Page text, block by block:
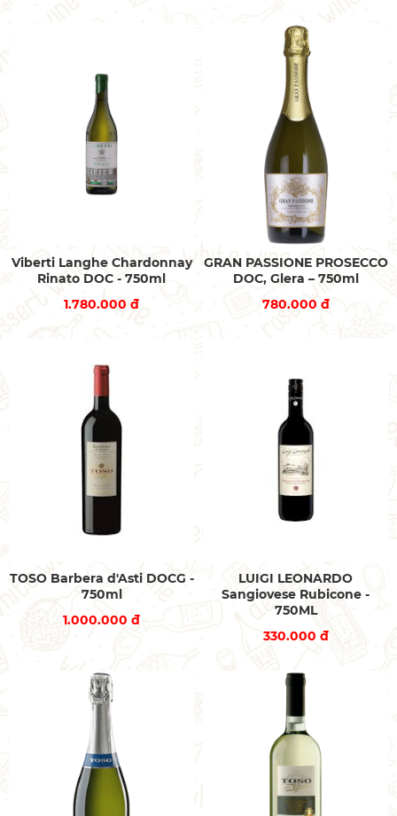
Viberti Langhe Chardonnay
Rinato DOC - 750ml
1.780.000 đ
GRAN PASSIONE PROSECCO
DOC, Glera – 750ml
780.000 đ
TOSO Barbera d'Asti DOCG -
750ml
1.000.000 đ
LUIGI LEONARDO
Sangiovese Rubicone -
750ML
330.000 đ